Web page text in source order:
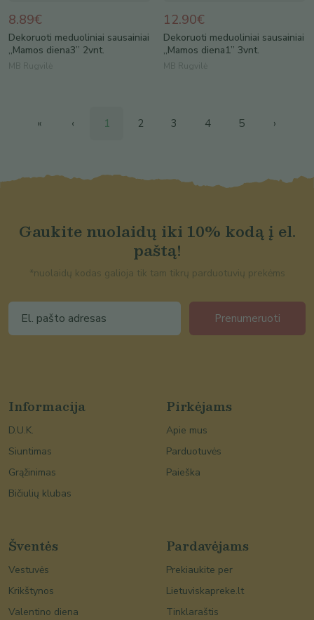
8.89€
Dekoruoti meduoliniai sausainiai
„Mamos diena3” 2vnt.
MB Rugvilė
12.90€
Dekoruoti meduoliniai sausainiai
„Mamos diena1” 3vnt.
MB Rugvilė
« ‹ 1 2 3 4 5 ›
Gaukite nuolaidų iki 10% kodą į el.
paštą!
*nuolaidų kodas galioja tik tam tikrų parduotuvių prekėms
Prenumeruoti
Informacija
D.U.K.
Siuntimas
Grąžinimas
Bičiulių klubas
Pirkėjams
Apie mus
Parduotuvės
Paieška
Šventės
Vestuvės
Krikštynos
Valentino diena
Pardavėjams
Prekiaukite per
Lietuviskapreke.lt
Tinklaraštis